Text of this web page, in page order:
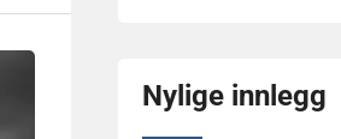
Nylige innlegg